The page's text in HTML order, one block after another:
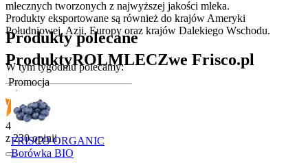
Produkty polecane
W tym tygodniu polecamy:
Promocja
FRISCO ORGANIC
Borówka BIO
mlecznych tworzonych z najwyższej jakości mleka.
Produkty eksportowane są również do krajów Ameryki
Południowej, Azji, Europy oraz krajów Dalekiego Wschodu.
ProduktyROLMLECZwe Frisco.pl
4.9
z 230 opinii